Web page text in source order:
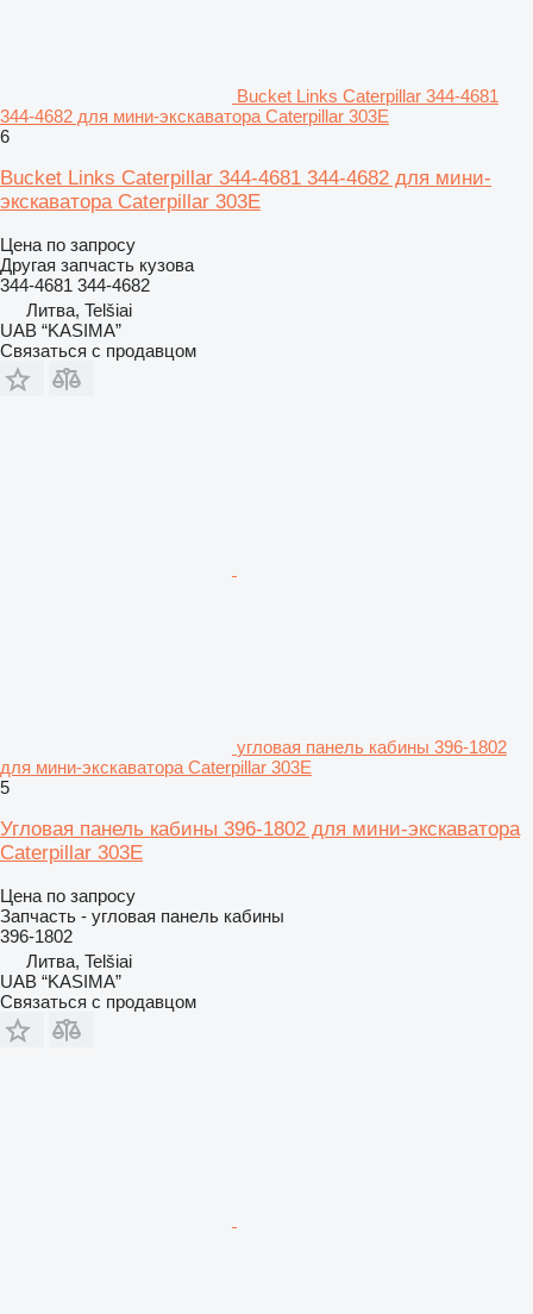
Bucket Links Caterpillar 344-4681
344-4682 для мини-экскаватора Caterpillar 303E
6
Bucket Links Caterpillar 344-4681 344-4682 для мини-
экскаватора Caterpillar 303E
Цена по запросу
Другая запчасть кузова
344-4681 344-4682
Литва, Telšiai
UAB “KASIMA”
Связаться с продавцом
угловая панель кабины 396-1802
для мини-экскаватора Caterpillar 303E
5
Угловая панель кабины 396-1802 для мини-экскаватора
Caterpillar 303E
Цена по запросу
Запчасть - угловая панель кабины
396-1802
Литва, Telšiai
UAB “KASIMA”
Связаться с продавцом